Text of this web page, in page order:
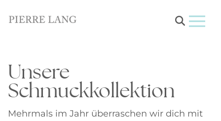
Menu
Unsere
Schmuckkollektion
Mehrmals im Jahr überraschen wir dich mit